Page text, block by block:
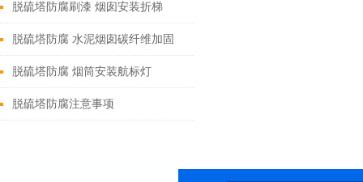
脱硫塔防腐刷漆 烟囱安装折梯
脱硫塔防腐 水泥烟囱碳纤维加固
脱硫塔防腐 烟筒安装航标灯
脱硫塔防腐注意事项